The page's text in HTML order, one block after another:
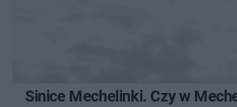
Sinice Mechelinki. Czy w